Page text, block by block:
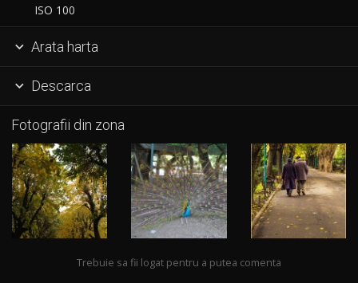
ISO 100
 Arata harta
 Descarca
Fotografii din zona
Trebuie sa fii logat pentru a putea comenta